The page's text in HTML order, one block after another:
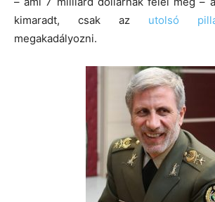
kimaradt, csak az utolsó
megakadályozni.